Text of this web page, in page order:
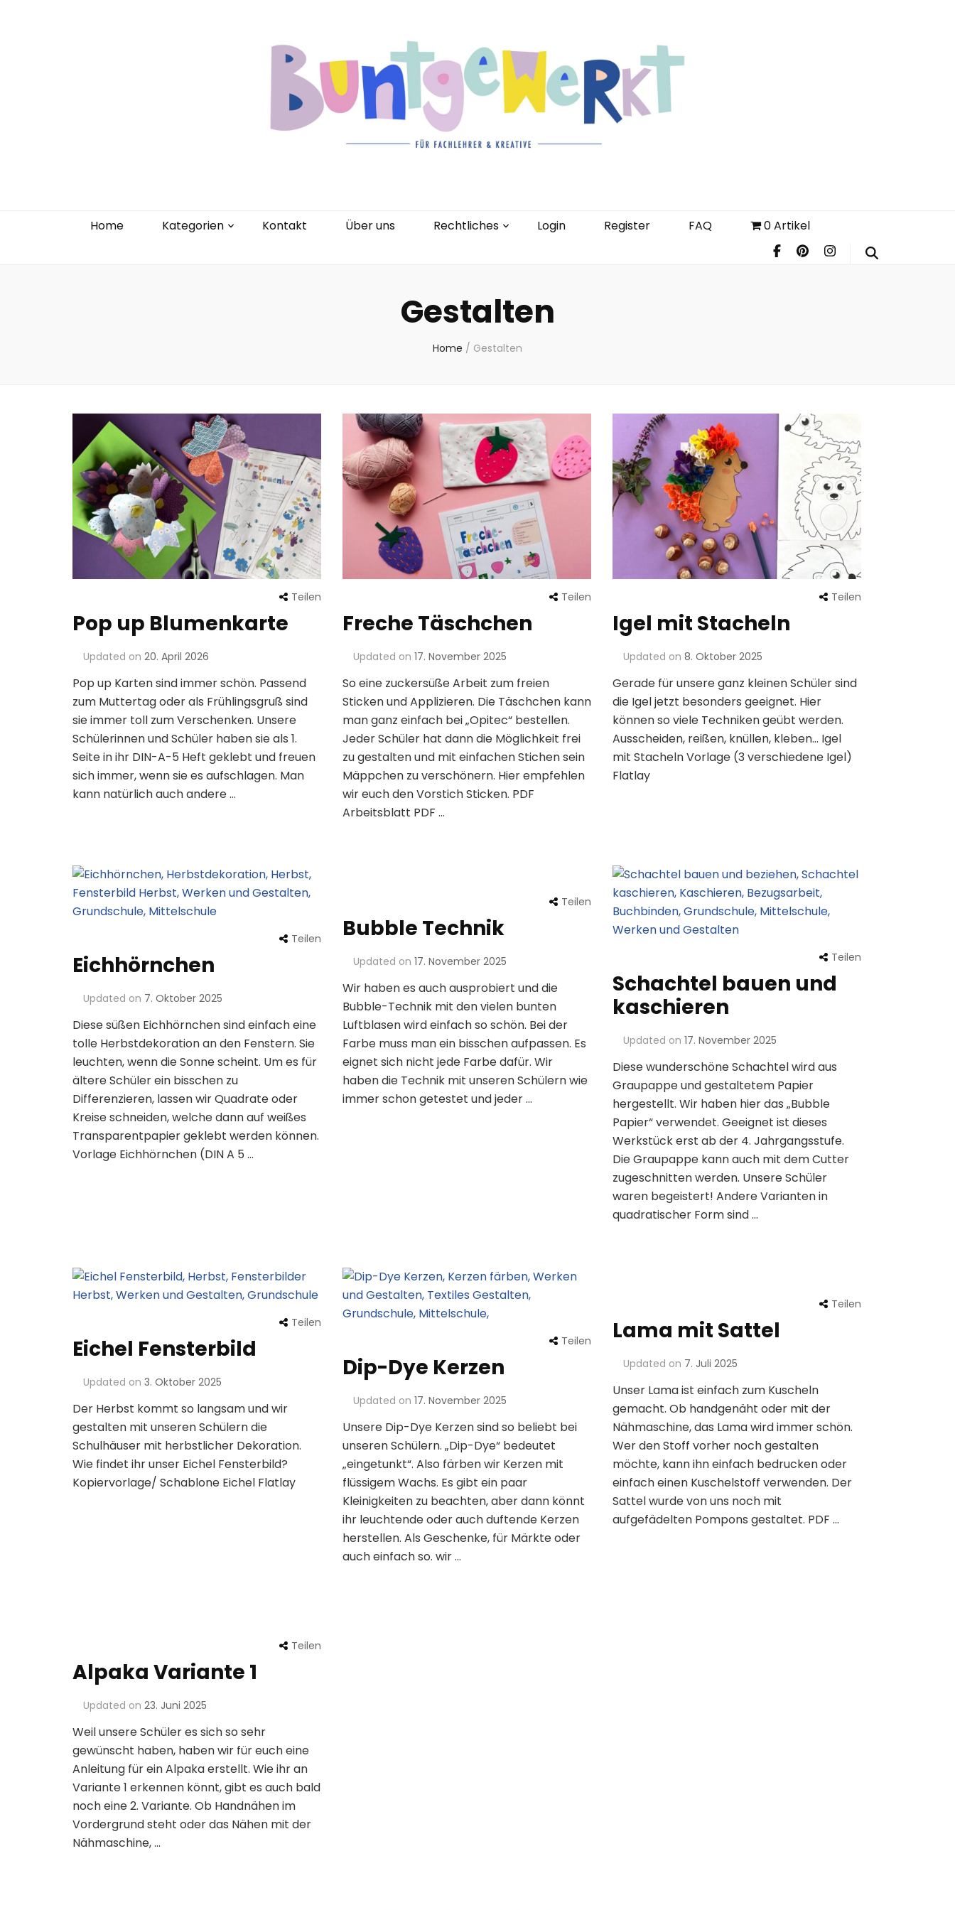
Home Kategorien Kontakt Über uns Rechtliches Login Register FAQ 0 Artikel
Gestalten
Home / Gestalten
Teilen
Pop up Blumenkarte
Updated on 20. April 2026
Pop up Karten sind immer schön. Passend
zum Muttertag oder als Frühlingsgruß sind
sie immer toll zum Verschenken. Unsere
Schülerinnen und Schüler haben sie als 1.
Seite in ihr DIN-A-5 Heft geklebt und freuen
sich immer, wenn sie es aufschlagen. Man
kann natürlich auch andere …
Teilen
Freche Täschchen
Updated on 17. November 2025
So eine zuckersüße Arbeit zum freien
Sticken und Applizieren. Die Täschchen kann
man ganz einfach bei „Opitec“ bestellen.
Jeder Schüler hat dann die Möglichkeit frei
zu gestalten und mit einfachen Stichen sein
Mäppchen zu verschönern. Hier empfehlen
wir euch den Vorstich Sticken. PDF
Arbeitsblatt PDF …
Teilen
Igel mit Stacheln
Updated on 8. Oktober 2025
Gerade für unsere ganz kleinen Schüler sind
die Igel jetzt besonders geeignet. Hier
können so viele Techniken geübt werden.
Ausscheiden, reißen, knüllen, kleben… Igel
mit Stacheln Vorlage (3 verschiedene Igel)
Flatlay
Teilen
Eichhörnchen
Updated on 7. Oktober 2025
Diese süßen Eichhörnchen sind einfach eine
tolle Herbstdekoration an den Fenstern. Sie
leuchten, wenn die Sonne scheint. Um es für
ältere Schüler ein bisschen zu
Differenzieren, lassen wir Quadrate oder
Kreise schneiden, welche dann auf weißes
Transparentpapier geklebt werden können.
Vorlage Eichhörnchen (DIN A 5 …
Teilen
Bubble Technik
Updated on 17. November 2025
Wir haben es auch ausprobiert und die
Bubble-Technik mit den vielen bunten
Luftblasen wird einfach so schön. Bei der
Farbe muss man ein bisschen aufpassen. Es
eignet sich nicht jede Farbe dafür. Wir
haben die Technik mit unseren Schülern wie
immer schon getestet und jeder …
Teilen
Schachtel bauen und
kaschieren
Updated on 17. November 2025
Diese wunderschöne Schachtel wird aus
Graupappe und gestaltetem Papier
hergestellt. Wir haben hier das „Bubble
Papier“ verwendet. Geeignet ist dieses
Werkstück erst ab der 4. Jahrgangsstufe.
Die Graupappe kann auch mit dem Cutter
zugeschnitten werden. Unsere Schüler
waren begeistert! Andere Varianten in
quadratischer Form sind …
Teilen
Eichel Fensterbild
Updated on 3. Oktober 2025
Der Herbst kommt so langsam und wir
gestalten mit unseren Schülern die
Schulhäuser mit herbstlicher Dekoration.
Wie findet ihr unser Eichel Fensterbild?
Kopiervorlage/ Schablone Eichel Flatlay
Teilen
Dip-Dye Kerzen
Updated on 17. November 2025
Unsere Dip-Dye Kerzen sind so beliebt bei
unseren Schülern. „Dip-Dye“ bedeutet
„eingetunkt“. Also färben wir Kerzen mit
flüssigem Wachs. Es gibt ein paar
Kleinigkeiten zu beachten, aber dann könnt
ihr leuchtende oder auch duftende Kerzen
herstellen. Als Geschenke, für Märkte oder
auch einfach so. wir …
Teilen
Lama mit Sattel
Updated on 7. Juli 2025
Unser Lama ist einfach zum Kuscheln
gemacht. Ob handgenäht oder mit der
Nähmaschine, das Lama wird immer schön.
Wer den Stoff vorher noch gestalten
möchte, kann ihn einfach bedrucken oder
einfach einen Kuschelstoff verwenden. Der
Sattel wurde von uns noch mit
aufgefädelten Pompons gestaltet. PDF …
Teilen
Alpaka Variante 1
Updated on 23. Juni 2025
Weil unsere Schüler es sich so sehr
gewünscht haben, haben wir für euch eine
Anleitung für ein Alpaka erstellt. Wie ihr an
Variante 1 erkennen könnt, gibt es auch bald
noch eine 2. Variante. Ob Handnähen im
Vordergrund steht oder das Nähen mit der
Nähmaschine, …